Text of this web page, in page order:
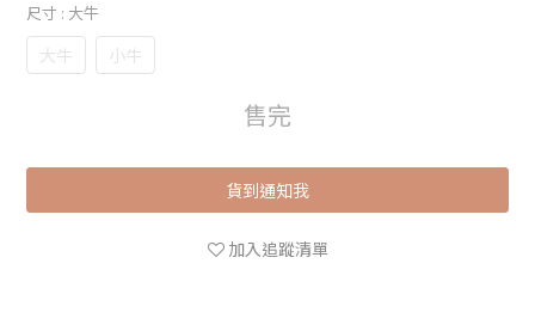
尺寸 : 大牛
大牛 小牛
售完
貨到通知我
加入追蹤清單